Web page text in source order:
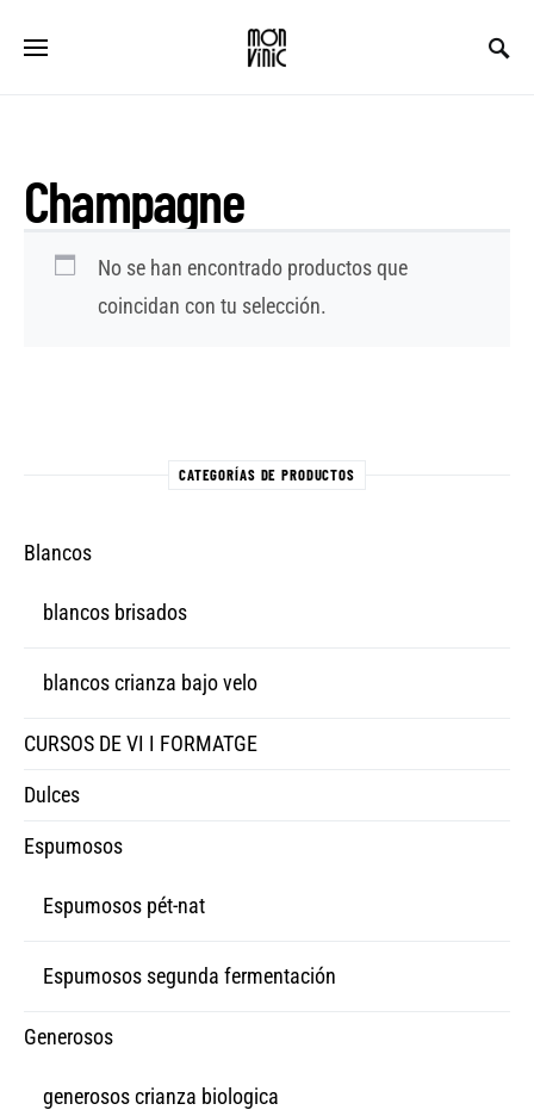
Champagne
No se han encontrado productos que
coincidan con tu selección.
CATEGORÍAS DE PRODUCTOS
Blancos
blancos brisados
blancos crianza bajo velo
CURSOS DE VI I FORMATGE
Dulces
Espumosos
Espumosos pét-nat
Espumosos segunda fermentación
Generosos
generosos crianza biologica